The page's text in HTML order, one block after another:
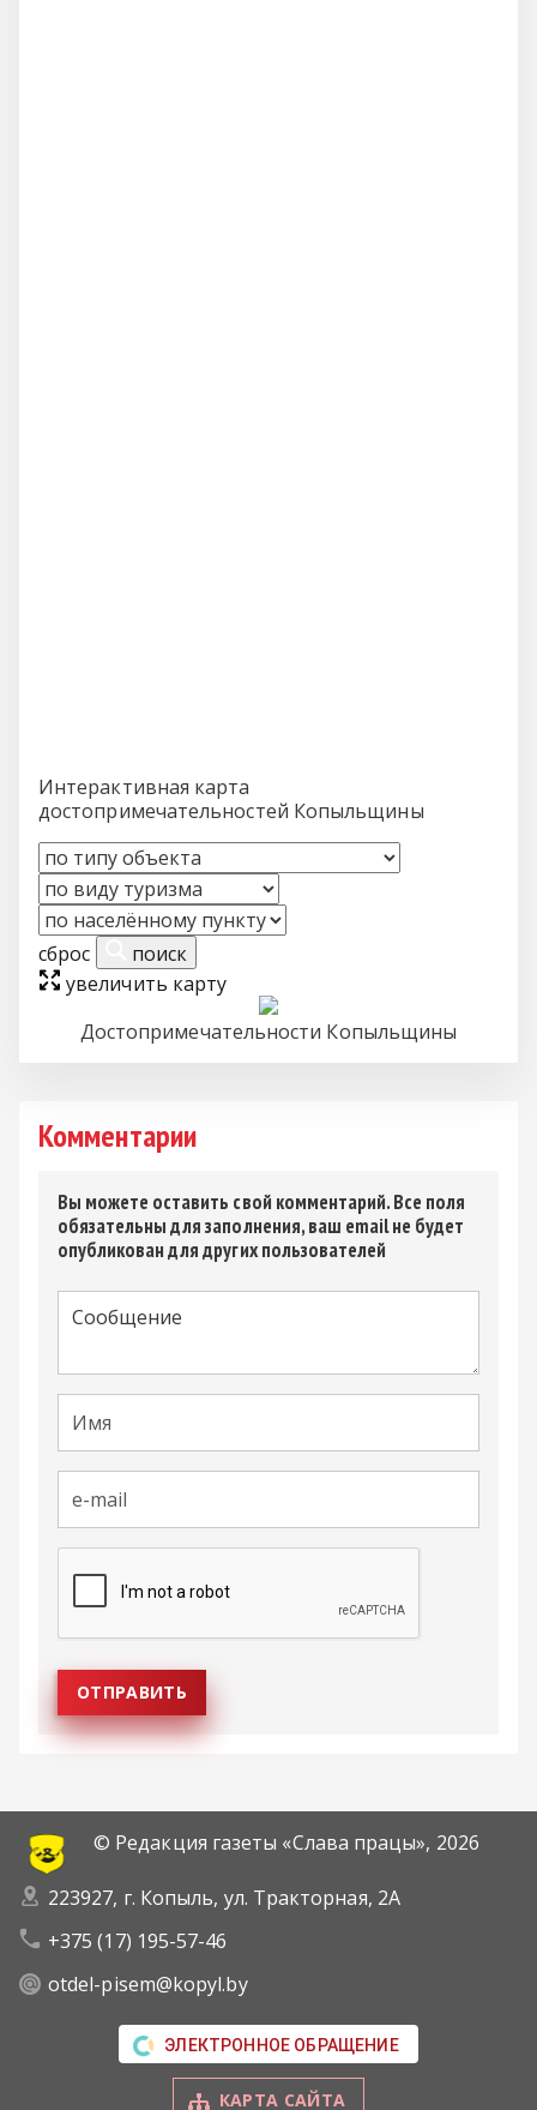
Интерактивная карта
достопримечательностей Копыльщины
сброс
поиск
увеличить карту
Достопримечательности Копыльщины
Комментарии
Вы можете оставить свой комментарий. Все поля
обязательны для заполнения, ваш email не будет
опубликован для других пользователей
© Редакция газеты «Слава працы», 2026
223927, г. Копыль, ул. Тракторная, 2А
+375 (17) 195-57-46
otdel-pisem@kopyl.by
ЭЛЕКТРОННОЕ ОБРАЩЕНИЕ
КАРТА САЙТА